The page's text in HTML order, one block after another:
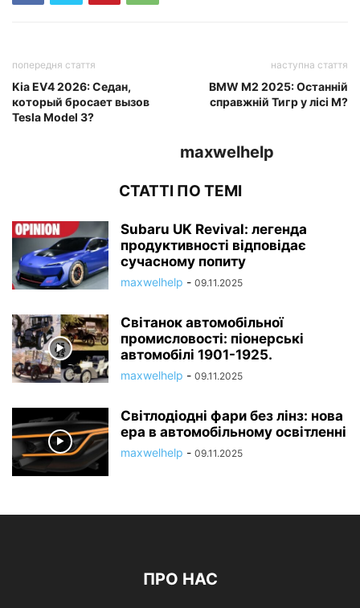
попередня стаття
Kia EV4 2026: Седан,
который бросает вызов
Tesla Model 3?
наступна стаття
BMW M2 2025: Останній
справжній Тигр у лісі М?
maxwelhelp
СТАТТІ ПО ТЕМІ
Subaru UK Revival: легенда
продуктивності відповідає
сучасному попиту
maxwelhelp - 09.11.2025
Світанок автомобільної
промисловості: піонерські
автомобілі 1901-1925.
maxwelhelp - 09.11.2025
Світлодіодні фари без лінз: нова
ера в автомобільному освітленні
maxwelhelp - 09.11.2025
ПРО НАС